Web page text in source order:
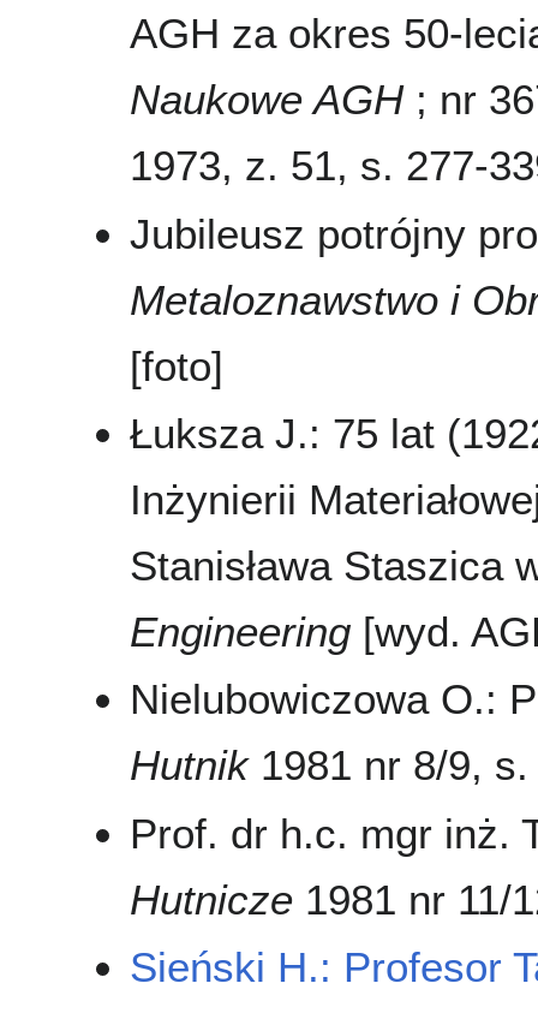
AGH za okres 50-
Naukowe AGH; nr
1973, z. 51, s. 277-
Jubileusz potrójny
Metaloznawstwo i
[foto]
Łuksza J.: 75 lat
Inżynierii
Stanisława Staszica
Engineering [wyd.
Nielubowiczowa O.:
Hutnik1981 nr 8/9, s.
Prof. dr h.c. mgr inż.
Hutnicze 1981 nr 11/
Sieński H.: Profesor